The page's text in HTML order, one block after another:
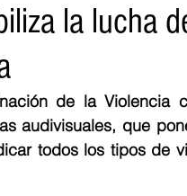
AMBIENTAL AFRO
la lucha
de la Violencia
audivisuales, que
todos los tipos de